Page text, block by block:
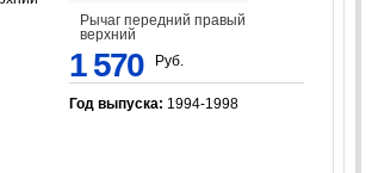
Рычаг передний правый
верхний
1 570 Руб.
Год выпуска: 1994-1998